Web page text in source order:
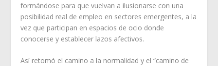
formándose para que vuelvan a ilusionarse con una
posibilidad real de empleo en sectores emergentes, a la
vez que participan en espacios de ocio donde
conocerse y establecer lazos afectivos.
Así retomó el camino a la normalidad y el “camino de